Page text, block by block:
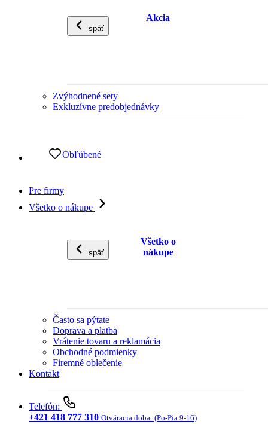
späť
Akcia
Zvýhodnené sety
Exkluzívne predobjednávky
Obľúbené
Pre firmy
Všetko o nákupe
späť
Všetko o
nákupe
Často sa pýtate
Doprava a platba
Vrátenie tovaru a reklamácia
Obchodné podmienky
Firemné oblečenie
Kontakt
Telefón:
+421 418 777 310 Otváracia doba: (Po-Pia 9-16)